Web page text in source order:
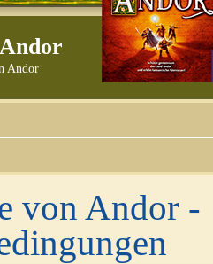
Andor
von Andor -